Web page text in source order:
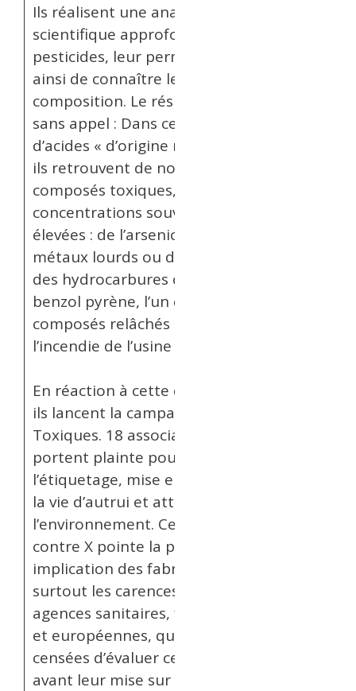
Ils réalisent une analyse
scientifique approfondie de ces
pesticides, leur permettant
ainsi de connaître leur
composition. Le résultat est
sans appel : Dans ces bouteilles
d’acides « d’origine naturelle »,
ils retrouvent de nombreux
composés toxiques, dans des
concentrations souvent très
élevées : de l’arsenic, des
métaux lourds ou des dérivés
des hydrocarbures comme le
benzol pyrène, l’un des
composés relâchés lors de
l’incendie de l’usine Lubrizol.
En réaction à cette découverte
ils lancent la campagne Secrets
Toxiques. 18 associations
portent plainte pour fraude à
l’étiquetage, mise en danger de
la vie d’autrui et atteinte à
l’environnement. Cette plainte
contre X pointe la possible
implication des fabricants et
surtout les carences des
agences sanitaires, françaises
et européennes, qui sont
censées d’évaluer ces produits
avant leur mise sur le marché.